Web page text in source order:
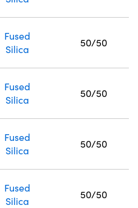
Fused
Silica
50/50
Fused
Silica
50/50
Fused
Silica
50/50
Fused
Silica
50/50